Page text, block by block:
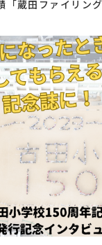
「蔵田ファイリン